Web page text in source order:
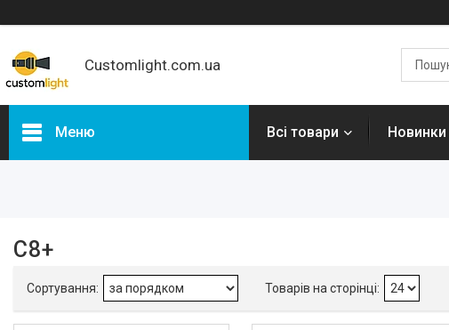
Customlight.com.ua
Меню
Категорії
Всі товари Новинки
С8+